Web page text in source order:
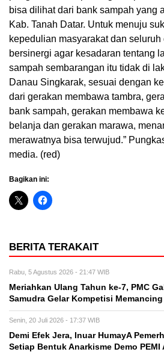
bisa dilihat dari bank sampah yang
Kab. Tanah Datar. Untuk menuju
kepedulian masyarakat dan
bersinergi agar kesadaran tentang
sampah sembarangan itu tidak di
Danau Singkarak, sesuai dengan
dari gerakan membawa tambra,
bank sampah, gerakan membawa
belanja dan gerakan marawa,
merawatnya bisa terwujud.”
media. (red)
Bagikan ini:
BERITA TERAKAIT
Rabu, 5 Agustus 2026 - 21:47 WIB
Meriahkan Ulang Tahun ke-7, PMC
Samudra Gelar Kompetisi Memancing
Senin, 20 Juli 2026 - 17:37 WIB
Demi Efek Jera, Inuar HumayA
Setiap Bentuk Anarkisme Demo PEMI